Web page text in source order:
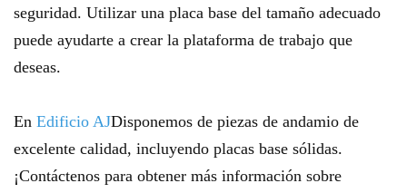
seguridad. Utilizar una placa base del tamaño adecuado
puede ayudarte a crear la plataforma de trabajo que
deseas.
En Edificio AJDisponemos de piezas de andamio de
excelente calidad, incluyendo placas base sólidas.
¡Contáctenos para obtener más información sobre